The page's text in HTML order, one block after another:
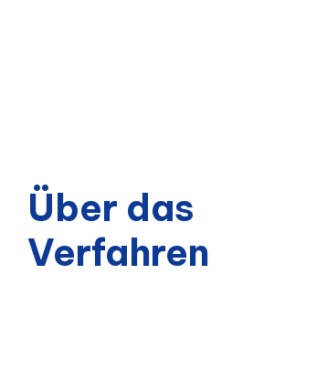
Über das
Verfahren